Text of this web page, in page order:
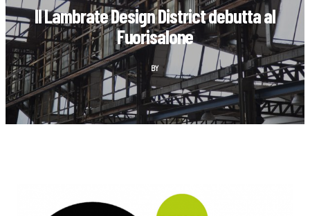
Il Lambrate Design District debutta al
Fuorisalone
BY